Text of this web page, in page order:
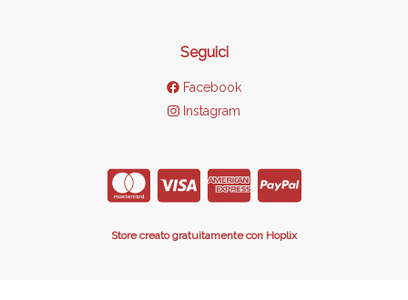
Seguici
Facebook
Instagram
Store creato gratuitamente con Hoplix